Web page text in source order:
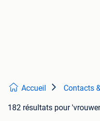
Accueil Contacts
182 résultats pour